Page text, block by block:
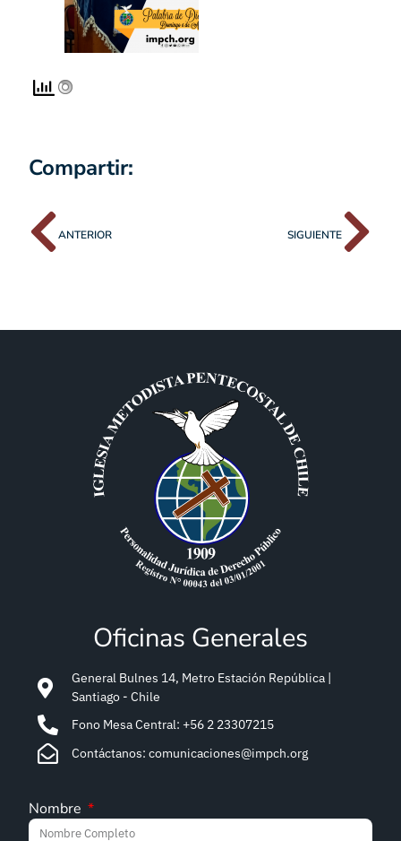
Compartir:
ANTERIOR SIGUIENTE
Oficinas Generales
General Bulnes 14, Metro Estación República |
Santiago - Chile
Fono Mesa Central: +56 2 23307215
Contáctanos: comunicaciones@impch.org
Nombre